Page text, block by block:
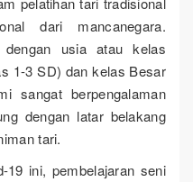
dari mancanegara.
dengan usia atau kelas
1-3 SD) dan kelas Besar
sangat berpengalaman
dengan latar belakang
tari.
19 ini, pembelajaran seni